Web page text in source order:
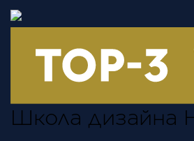
Школа